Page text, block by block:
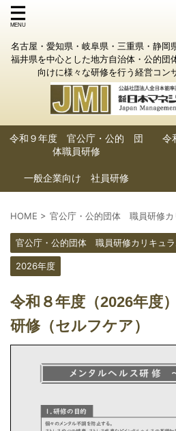
名古屋・愛知県・岐阜県・三重県・静岡
福井県を中心とした地方自治体・公的団
向けに様々な研修を行う経営コン
令和９年度 官公庁・公的 団
体職員研修
令
一般企業向け 社員研修
HOME > 官公庁・公的団体 職員研修カ
官公庁・公的団体 職員研修カリキュ
2026年度
令和８年度（2026年度
研修（セルフケア）